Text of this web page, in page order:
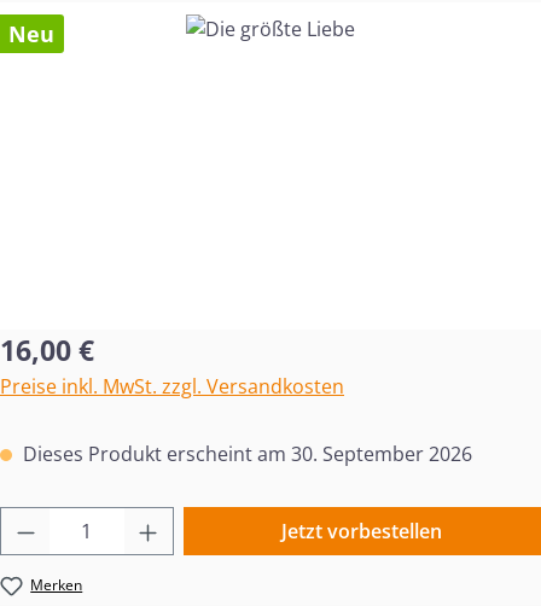
Neu
Bildergalerie überspringen
Regulärer Preis:
16,00 €
Preise inkl. MwSt. zzgl. Versandkosten
Dieses Produkt erscheint am 30. September 2026
Produkt Anzahl: Gib den gewünschten
Jetzt vorbestellen
Merken